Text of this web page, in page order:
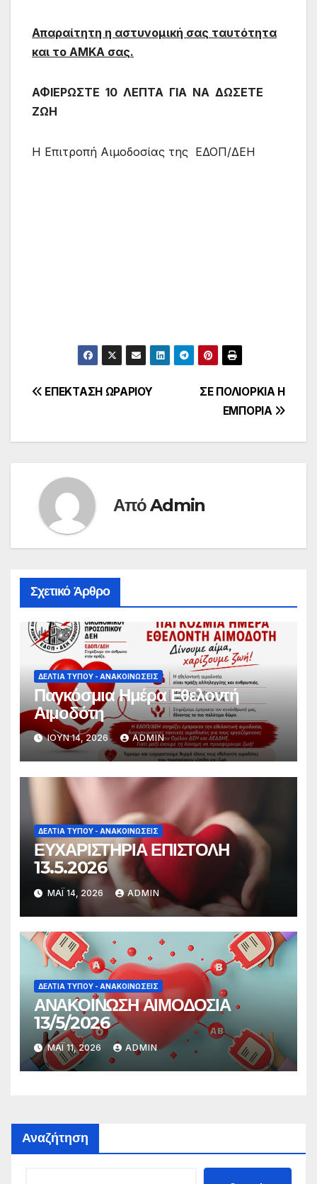
Απαραίτητη η αστυνομική σας ταυτότητα
και το ΑΜΚΑ σας.
ΑΦΙΕΡΩΣΤΕ 10 ΛΕΠΤΑ ΓΙΑ ΝΑ ΔΩΣΕΤΕ
ΖΩΗ
Η Επιτροπή Αιμοδοσίας της ΕΔΟΠ/ΔΕΗ
Πλοήγηση
ΣΕ ΠΟΛΙΟΡΚΙΑ Η
ΕΜΠΟΡΙΑ
ΕΠΕΚΤΑΣΗ ΩΡΑΡΙΟΥ
ΑπόAdmin
Σχετικό Άρθρο
ΔΕΛΤΊΑ ΤΎΠΟΥ - ΑΝΑΚΟΙΝΏΣΕΙΣ
Παγκόσμια Ημέρα Εθελοντή
Αιμοδότη
ΙΟΎΝ 14, 2026 ADMIN
ΔΕΛΤΊΑ ΤΎΠΟΥ - ΑΝΑΚΟΙΝΏΣΕΙΣ
ΕΥΧΑΡΙΣΤΗΡΙΑ ΕΠΙΣΤΟΛΗ
13.5.2026
ΜΆΙ 14, 2026 ADMIN
ΔΕΛΤΊΑ ΤΎΠΟΥ - ΑΝΑΚΟΙΝΏΣΕΙΣ
ΑΝΑΚΟΙΝΩΣΗ ΑΙΜΟΔΟΣΙΑ
13/5/2026
ΜΆΙ 11, 2026 ADMIN
Αναζήτηση